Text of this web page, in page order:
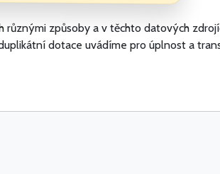
způsoby a v těchto datových
dotace uvádíme pro úplnost a